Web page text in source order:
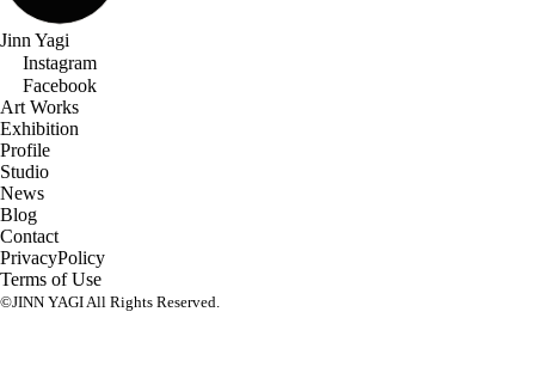
Jinn Yagi
Instagram
Facebook
Art Works
Exhibition
Profile
Studio
News
Blog
Contact
PrivacyPolicy
Terms of Use
©JINN YAGI All Rights Reserved.